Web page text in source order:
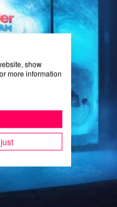
show
more information